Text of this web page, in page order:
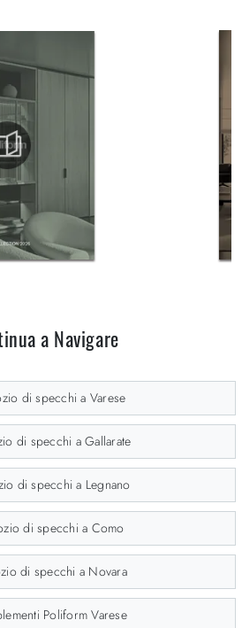
a Navigare
di specchi a Varese
di specchi a Gallarate
di specchi a Legnano
di specchi a Como
di specchi a Novara
Poliform Varese